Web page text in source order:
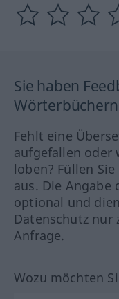
Sie haben
Fehlt eine
aufgefallen oder
loben? Füllen
aus. Die Angabe
optional und
Datenschutz
Anfrage.
Wozu möchten